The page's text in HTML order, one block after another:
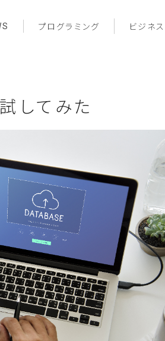
プログラミング ビジネス
してみた